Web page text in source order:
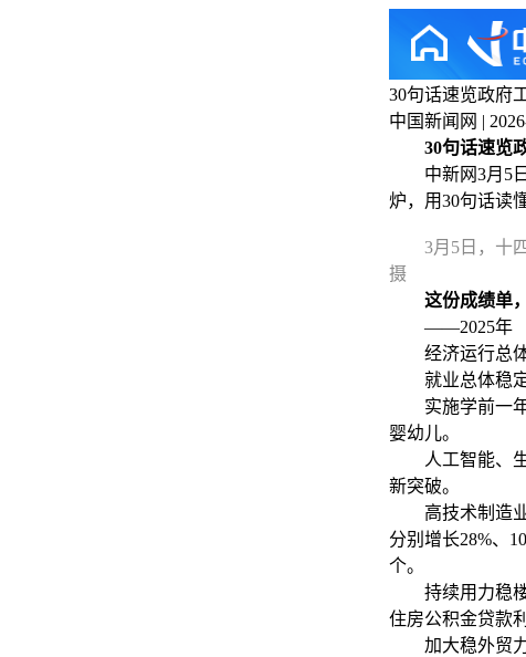
30句话速览政府
中国新闻网 |
30句话速览
中新网3月5日
炉，用30句话读
3月5日，十
摄
这份成绩单
——2025年
经济运行总体
就业总体稳定
实施学前一年
婴幼儿。
人工智能、生
新突破。
高技术制造业
分别增长28%、
个。
持续用力稳楼
住房公积金贷款
加大稳外贸力